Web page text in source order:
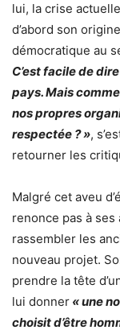
lui, la crise
d’abord son
démocratique au
C’est facile de
pays. Mais
nos propres
respectée ? »,
retourner les
Malgré cet aveu
renonce pas à
rassembler les
nouveau projet.
prendre la tête
lui donner « une
choisit d’être